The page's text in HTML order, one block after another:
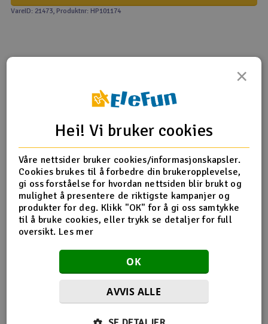
Modelljernbane
Radioutstyr
Raketter
Smarthjem, lek & hobby
Solenergi
Sparkesykler & elkjøretøy
Verktøy, utstyr & tilbehør
VareID: 21473, Produktnr: HP101174
Produktinformasjon
HPI-101174 Steering Link ball Ends - 4 stk
Flere detaljer
forbundet med
Del av PartFinder HPI Trophy Truggy Flux 2.4Ghz
×
Hei! Vi bruker cookies
Våre nettsider bruker cookies/informasjonskapsler.
Cookies brukes til å forbedre din brukeropplevelse,
gi oss forståelse for hvordan nettsiden blir brukt og
mulighet å presentere de riktigste kampanjer og
produkter for deg. Klikk "OK" for å gi oss samtykke
til å bruke cookies, eller trykk se detaljer for full
oversikt. Les mer
OK
AVVIS ALLE